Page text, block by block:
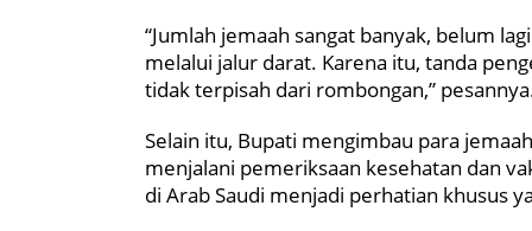
“Jumlah jemaah sangat banyak, belum
melalui jalur darat. Karena itu, tanda
tidak terpisah dari rombongan,”
Selain itu, Bupati mengimbau para
menjalani pemeriksaan kesehatan dan
di Arab Saudi menjadi perhatian khusus